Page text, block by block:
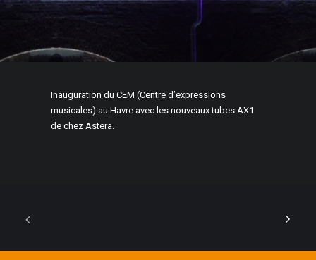
Inauguration du CEM (Centre d’expressions
musicales) au Havre avec les nouveaux tubes AX1
de chez Astera.